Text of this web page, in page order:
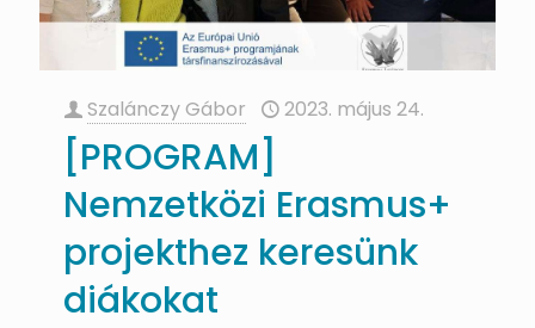
Szalánczy Gábor 2023. május 24.
[PROGRAM]
Nemzetközi Erasmus+
projekthez keresünk
diákokat